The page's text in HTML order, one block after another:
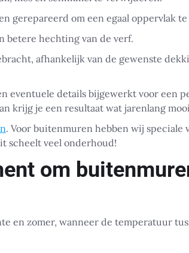
gerepareerd om een egaal oppervlak
betere hechting van de verf.
afhankelijk van de gewenste
eventuele details bijgewerkt voor een
krijg je een resultaat wat jarenlang
. Voor buitenmuren hebben wij speciale
scheelt veel onderhoud!
om
en zomer, wanneer de temperatuur